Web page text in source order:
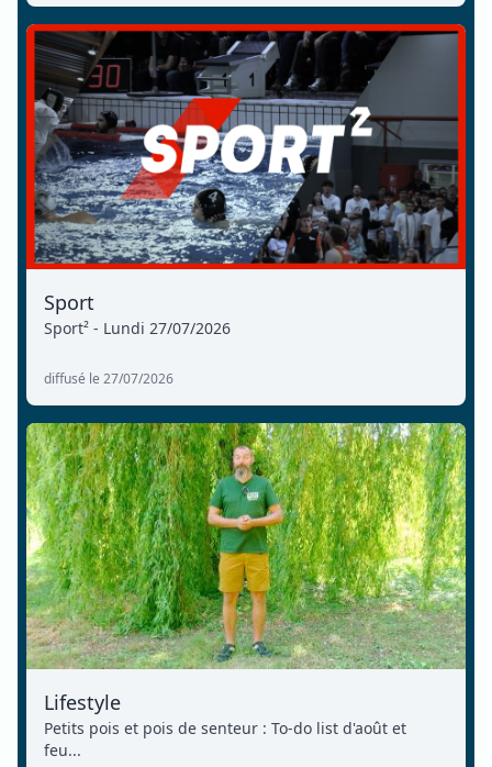
Sport
Sport² - Lundi 27/07/2026
diffusé le 27/07/2026
Lifestyle
Petits pois et pois de senteur : To-do list d'août et
feu...